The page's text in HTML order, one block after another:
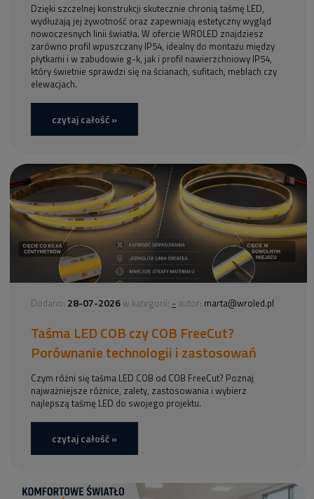
Dzięki szczelnej konstrukcji skutecznie chronią taśmę LED,
wydłużają jej żywotność oraz zapewniają estetyczny wygląd
nowoczesnych linii światła. W ofercie WROLED znajdziesz
zarówno profil wpuszczany IP54, idealny do montażu między
płytkami i w zabudowie g-k, jak i profil nawierzchniowy IP54,
który świetnie sprawdzi się na ścianach, sufitach, meblach czy
elewacjach.
czytaj całość »
Dodano: 28-07-2026 w kategorii: - autor: marta@wroled.pl
Taśma LED COB czy COB FreeCut?
Porównanie technologii i zastosowań
Czym różni się taśma LED COB od COB FreeCut? Poznaj
najważniejsze różnice, zalety, zastosowania i wybierz
najlepszą taśmę LED do swojego projektu.
czytaj całość »